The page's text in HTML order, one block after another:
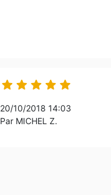
    
20/10/2018 14:03
Par MICHEL Z.